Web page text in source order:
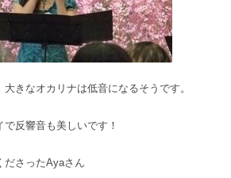
きなオカリナは低音になるそうです。
反響音も美しいです！
ださったAyaさん